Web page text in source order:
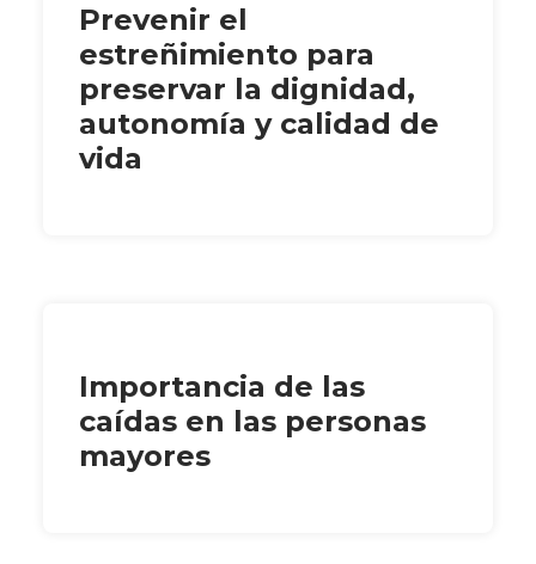
Prevenir el
estreñimiento para
preservar la dignidad,
autonomía y calidad de
vida
Importancia de las
caídas en las personas
mayores